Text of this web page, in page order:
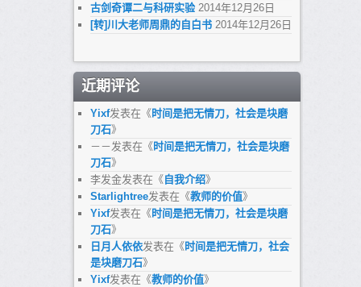
古剑奇谭二与科研实验 2014年12月26日
[转]川大老师周鼎的自白书 2014年12月26日
近期评论
Yixf发表在《 时间是把无情刀，社会是块磨
刀石》
－－发表在《 时间是把无情刀，社会是块磨
刀石》
李发金发表在《 自我介绍》
Starlightree发表在《教师的价值》
Yixf发表在《 时间是把无情刀，社会是块磨
刀石》
日月人依依发表在《 时间是把无情刀，社会
是块磨刀石》
Yixf发表在《教师的价值》